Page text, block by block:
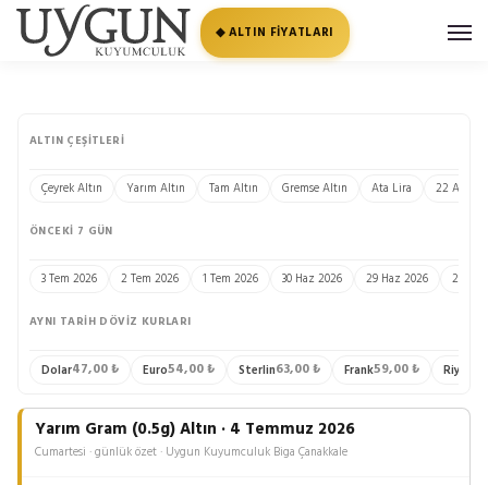
◆ ALTIN FİYATLARI
ALTIN ÇEŞITLERI
Çeyrek Altın Yarım Altın Tam Altın Gremse Altın Ata Lira 22 Ayar
ÖNCEKI 7 GÜN
3 Tem 2026 2 Tem 2026 1 Tem 2026 30 Haz 2026 29 Haz 2026 28
AYNI TARIH DÖVIZ KURLARI
Dolar47,00 ₺ Euro54,00 ₺ Sterlin63,00 ₺ Frank59,00 ₺ Riyal
Yarım Gram (0.5g) Altın · 4 Temmuz 2026
Cumartesi · günlük özet · Uygun Kuyumculuk Biga Çanakkale